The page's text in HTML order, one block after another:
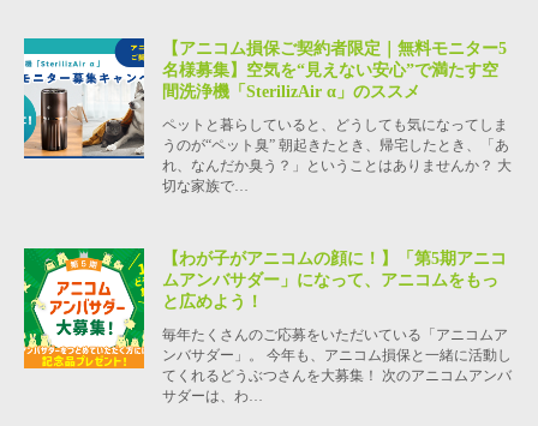
【アニコム損保ご契約者限定｜無料モニター5
名様募集】空気を“見えない安心”で満たす空
間洗浄機「SterilizAir α」のススメ
ペットと暮らしていると、どうしても気になってしま
うのが“ペット臭” 朝起きたとき、帰宅したとき、「あ
れ、なんだか臭う？」ということはありませんか？ 大
切な家族で…
【わが子がアニコムの顔に！】「第5期アニコ
ムアンバサダー」になって、アニコムをもっ
と広めよう！
毎年たくさんのご応募をいただいている「アニコムア
ンバサダー」。 今年も、アニコム損保と一緒に活動し
てくれるどうぶつさんを大募集！ 次のアニコムアンバ
サダーは、わ…